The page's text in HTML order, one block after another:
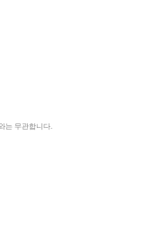
는 무관합니다.